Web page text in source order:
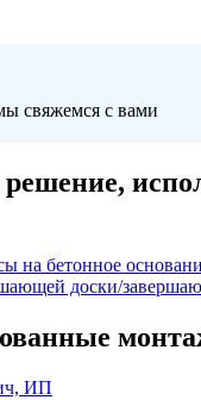
свяжемся с вами
на бетонное
доски/
ИП